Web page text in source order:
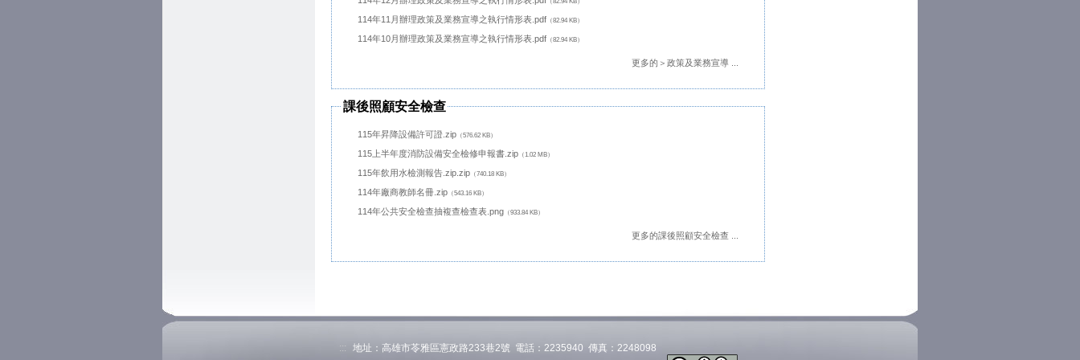
114年11月辦理政策及業務宣導之執行情形表.pdf （82.94 KB）
114年10月辦理政策及業務宣導之執行情形表.pdf （82.94 KB）
更多的＞政策及業務宣導 ...
課後照顧安全檢查
115年昇降設備許可證.zip （576.62 KB）
115上半年度消防設備安全檢修申報書.zip （1.02 MB）
115年飲用水檢測報告.zip.zip （740.18 KB）
114年廠商教師名冊.zip （543.16 KB）
114年公共安全檢查抽複查檢查表.png （933.84 KB）
更多的課後照顧安全檢查 ...
::: 地址：高雄市苓雅區憲政路233巷2號 電話：2235940 傳真：2248098